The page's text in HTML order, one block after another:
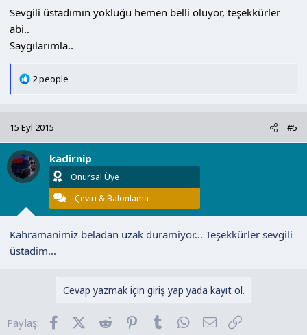
Sevgili üstadımın yokluğu hemen belli oluyor, teşekkürler
abi..
Saygılarımla..
T
i
l
e
r
2 people
15 Eyl 2015 #5
kadirnip
Onursal Üye
Çeviri & Balonlama
Kahramanimiz beladan uzak duramiyor... Teşekkürler sevgili
üstadim...
Cevap yazmak için giriş yap yada kayıt ol.
Paylaş: FacebookX (Twitter)
Reddit Pinterest
Tumblr WhatsApp
E-posta